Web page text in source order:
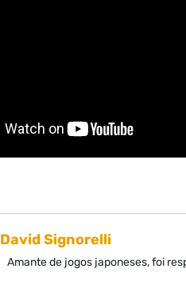
David Signorelli
Amante de jogos japoneses, foi